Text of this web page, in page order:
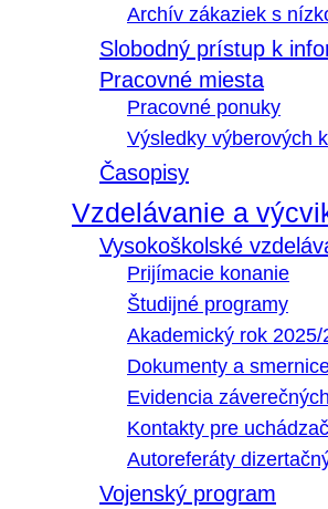
Archív zákaziek s
Slobodný prístup k
Pracovné miesta
Pracovné ponuky
Výsledky výberových
Časopisy
Vzdelávanie a
Vysokoškolské
Prijímacie konanie
Študijné programy
Akademický rok 2025/
Dokumenty a
Evidencia
Kontakty pre
Autoreferáty
Vojenský program